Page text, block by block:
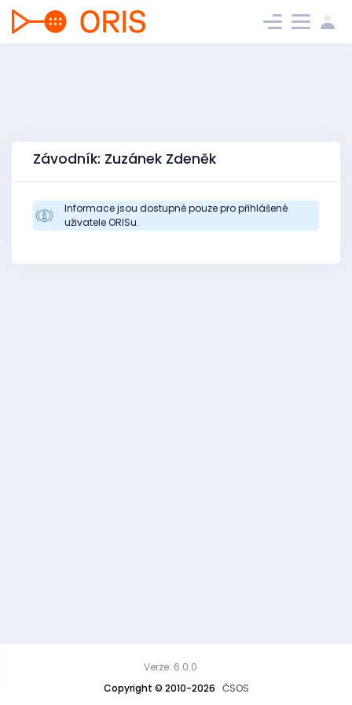
Závodník: Zuzánek Zdeněk
Informace jsou dostupné pouze pro přihlášené
uživatele ORISu.
Copyright © 2010-2026 ČSOS
Verze: 6.0.0